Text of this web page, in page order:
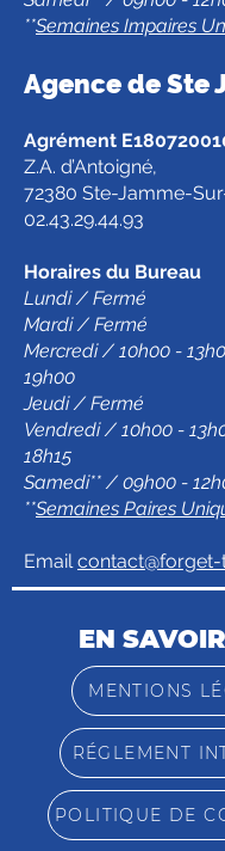
**Semaines Impaires
Agence de Ste
Agrément
Z.A. d’Antoigné,
72380 Ste-Jamme-
02.43.29.44.93
Horaires du Bureau
Lundi / Fermé
Mardi / Fermé
Mercredi / 10h00 -
19h00
Jeudi / Fermé
Vendredi / 10h00 -
18h15
Samedi** / 09h00 -
**Semaines Paires
Email
EN
MENTIONS
RÉGLEMENT